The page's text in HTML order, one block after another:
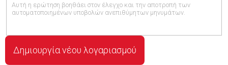
Αυτή η ερώτηση βοηθάει στον έλεγχο και την αποτροπή των
αυτοματοποιημένων υποβολών ανεπιθύμητων μηνυμάτων.